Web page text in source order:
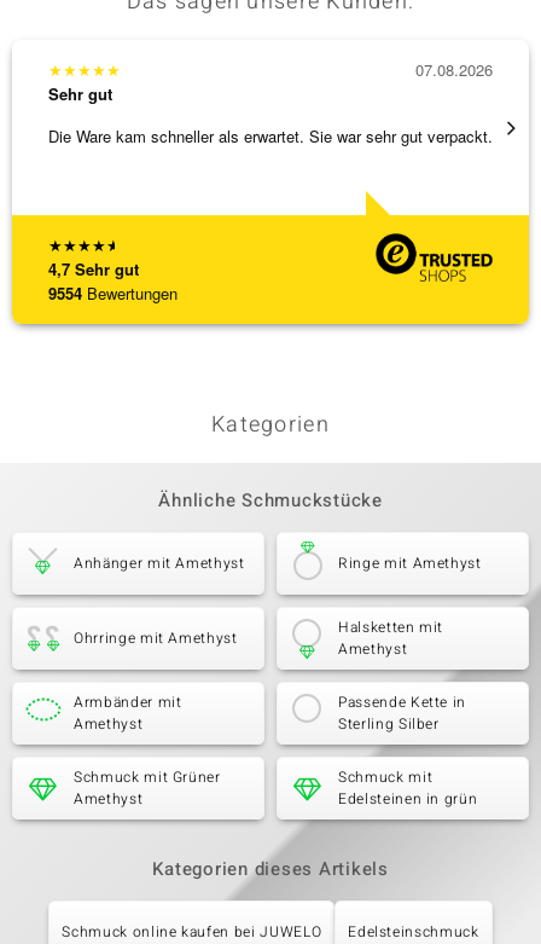
★★★★★
4,7 Sehr gut
9554 Bewertungen
★★★★★
Sehr gut
Die Ware kam schneller als erwartet. Sie war sehr gut verpackt.
07.08.2026
Eine
Kategorien
Ähnliche Schmuckstücke
Anhänger mit Amethyst Ringe mit Amethyst
Ohrringe mit Amethyst
Halsketten mit
Amethyst
Armbänder mit
Amethyst
Passende Kette in
Sterling Silber
Schmuck mit Grüner
Amethyst
Schmuck mit
Edelsteinen in grün
Kategorien dieses Artikels
Schmuck online kaufen bei JUWELO Edelsteinschmuck